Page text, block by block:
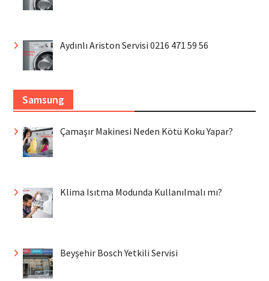
Aydınlı Ariston Servisi 0216 471 59 56
Samsung
Çamaşır Makinesi Neden Kötü Koku Yapar?
Klima Isıtma Modunda Kullanılmalı mı?
Beyşehir Bosch Yetkili Servisi